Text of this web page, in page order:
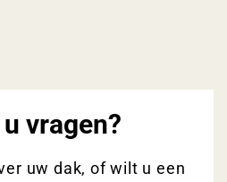
vragen?
uw dak, of wilt u een